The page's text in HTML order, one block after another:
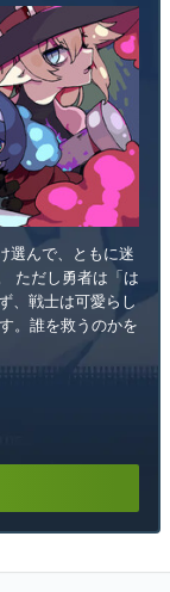
選んで、ともに迷
ただし勇者は「は
、戦士は可愛らし
。誰を救うのかを